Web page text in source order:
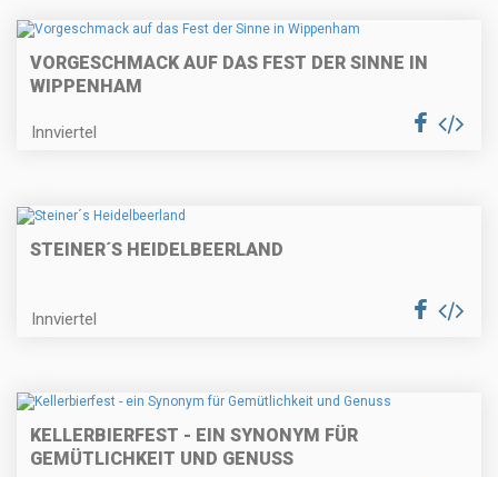
VORGESCHMACK AUF DAS FEST DER SINNE IN
WIPPENHAM
Innviertel
STEINER´S HEIDELBEERLAND
Innviertel
KELLERBIERFEST - EIN SYNONYM FÜR
GEMÜTLICHKEIT UND GENUSS